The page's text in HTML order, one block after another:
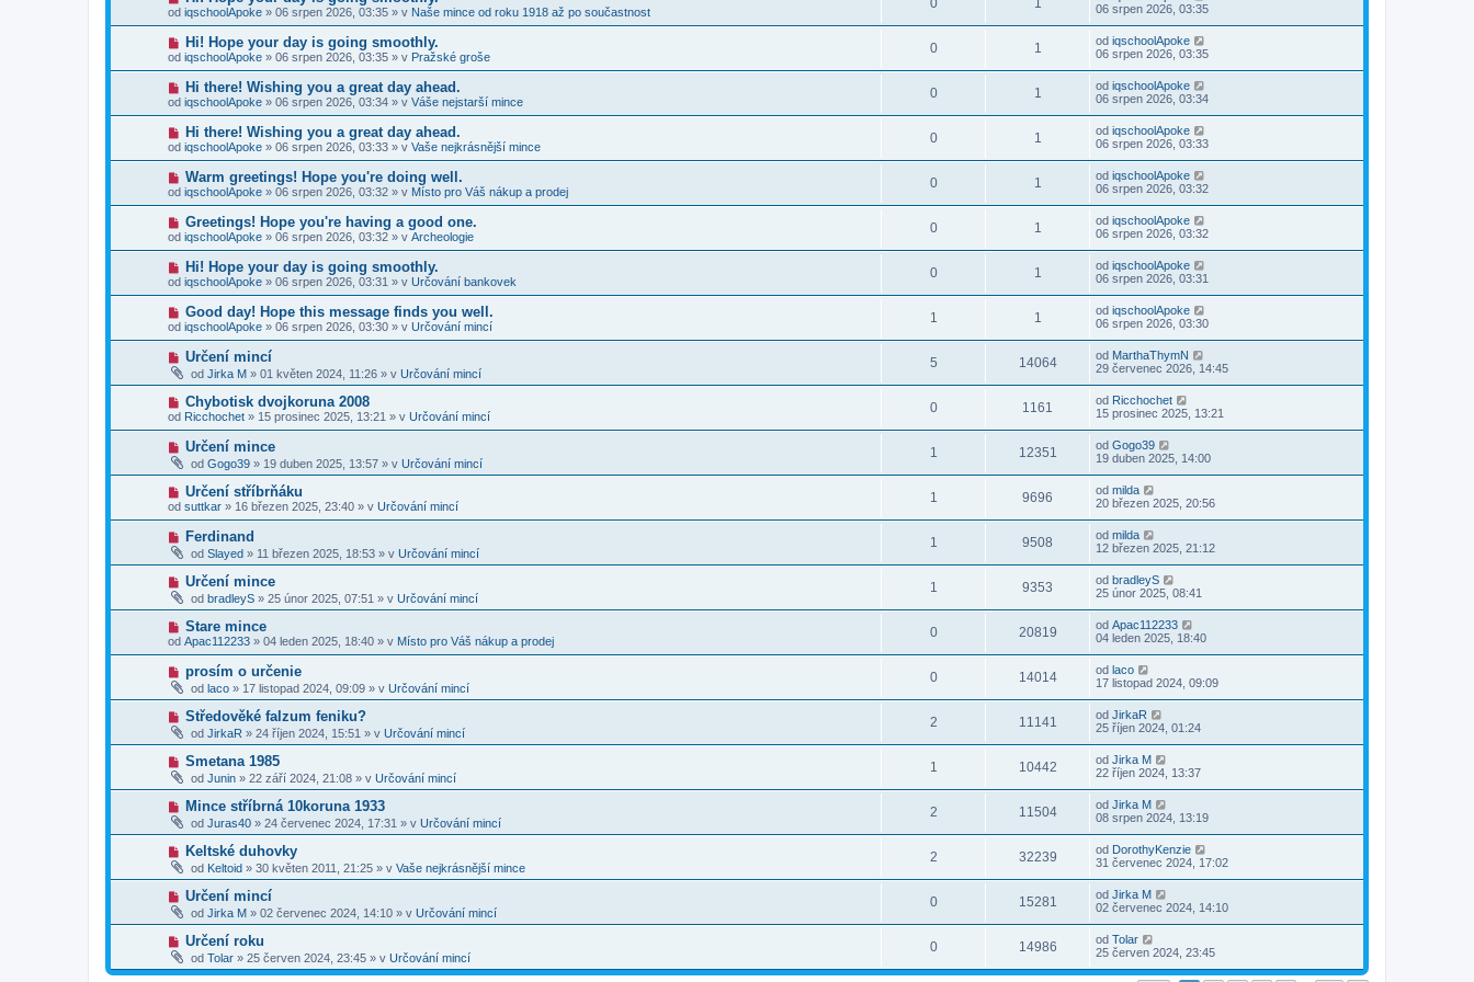
e
k
p
ě
v
e
k
ř
í
p
ě
v
e
k
o
v
ý
p
ř
í
p
ě
v
e
k
od iqschoolApoke » 06 srpen 2026, 03:35 » v Naše mince od roku 1918 až po součastnost
0 1
06 srpen 2026, 03:35
N
o
v
ý
p
ř
í
p
ě
v
e
k
Hi! Hope your day is going smoothly.
od iqschoolApoke » 06 srpen 2026, 03:35 » v Pražské groše
0 1 od iqschoolApoke
06 srpen 2026, 03:35
N
o
v
ý
p
ř
í
s
p
ě
v
e
k
Hi there! Wishing you a great day ahead.
od iqschoolApoke » 06 srpen 2026, 03:34 » v Váše nejstarší mince
0 1 od iqschoolApoke
06 srpen 2026, 03:34
N
o
v
ý
p
ř
í
s
p
ě
v
e
k
Hi there! Wishing you a great day ahead.
od iqschoolApoke » 06 srpen 2026, 03:33 » v Vaše nejkrásnější mince
0 1 od iqschoolApoke
06 srpen 2026, 03:33
N
o
v
p
ř
í
p
ě
v
e
k
Warm greetings! Hope you're doing well.
od iqschoolApoke » 06 srpen 2026, 03:32 » v Místo pro Váš nákup a prodej
0 1 od iqschoolApoke
06 srpen 2026, 03:32
N
o
v
ý
p
ř
í
s
p
ě
v
e
k
Greetings! Hope you're having a good one.
od iqschoolApoke » 06 srpen 2026, 03:32 » v Archeologie
0 1 od iqschoolApoke
06 srpen 2026, 03:32
N
o
v
p
ř
í
s
p
ě
v
e
k
Hi! Hope your day is going smoothly.
od iqschoolApoke » 06 srpen 2026, 03:31 » v Určování bankovek
0 1 od iqschoolApoke
06 srpen 2026, 03:31
N
o
v
ý
p
ř
í
s
p
ě
v
e
k
Good day! Hope this message finds you well.
od iqschoolApoke » 06 srpen 2026, 03:30 » v Určování mincí
1 1 od iqschoolApoke
06 srpen 2026, 03:30
N
v
p
ř
í
s
p
ě
v
e
k
Určení mincí
od Jirka M » 01 květen 2024, 11:26 » v Určování mincí
5 14064 od MarthaThymN
29 červenec 2026, 14:45
N
o
v
ý
p
ř
í
s
p
ě
v
e
k
Chybotisk dvojkoruna 2008
od Ricchochet » 15 prosinec 2025, 13:21 » v Určování mincí
0 1161 od Ricchochet
15 prosinec 2025, 13:21
N
v
ý
p
ř
í
p
ě
v
e
k
Určení mince
od Gogo39 » 19 duben 2025, 13:57 » v Určování mincí
1 12351 od Gogo39
19 duben 2025, 14:00
N
o
v
ý
p
ř
í
s
p
ě
v
e
k
Určení stříbrňáku
od suttkar » 16 březen 2025, 23:40 » v Určování mincí
1 9696 od milda
20 březen 2025, 20:56
N
v
ý
p
ř
í
s
p
ě
e
k
Ferdinand
od Slayed » 11 březen 2025, 18:53 » v Určování mincí
1 9508 od milda
12 březen 2025, 21:12
N
v
ý
p
ř
í
s
p
ě
v
e
k
Určení mince
od bradleyS » 25 únor 2025, 07:51 » v Určování mincí
1 9353 od bradleyS
25 únor 2025, 08:41
N
o
v
ř
í
s
p
ě
v
e
k
Stare mince
od Apac112233 » 04 leden 2025, 18:40 » v Místo pro Váš nákup a prodej
0 20819 od Apac112233
04 leden 2025, 18:40
N
o
v
ý
p
ř
í
s
p
ě
v
e
k
prosím o určenie
od laco » 17 listopad 2024, 09:09 » v Určování mincí
0 14014 od laco
17 listopad 2024, 09:09
N
v
ý
p
ř
í
p
ě
v
e
k
Středověké falzum feniku?
od JirkaR » 24 říjen 2024, 15:51 » v Určování mincí
2 11141 od JirkaR
25 říjen 2024, 01:24
N
v
ý
p
ř
í
p
ě
v
e
k
Smetana 1985
od Junin » 22 září 2024, 21:08 » v Určování mincí
1 10442 od Jirka M
22 říjen 2024, 13:37
N
v
ý
p
ř
í
s
p
ě
v
e
k
Mince stříbrná 10koruna 1933
od Juras40 » 24 červenec 2024, 17:31 » v Určování mincí
2 11504 od Jirka M
08 srpen 2024, 13:19
N
v
ý
p
ř
í
s
p
ě
Keltské duhovky
od Keltoid » 30 květen 2011, 21:25 » v Vaše nejkrásnější mince
2 32239 od DorothyKenzie
31 červenec 2024, 17:02
N
v
ý
p
ř
í
Určení mincí
od Jirka M » 02 červenec 2024, 14:10 » v Určování mincí
0 15281 od Jirka M
02 červenec 2024, 14:10
N
v
ý
Určení roku
od Tolar » 25 červen 2024, 23:45 » v Určování mincí
0 14986 od Tolar
25 červen 2024, 23:45